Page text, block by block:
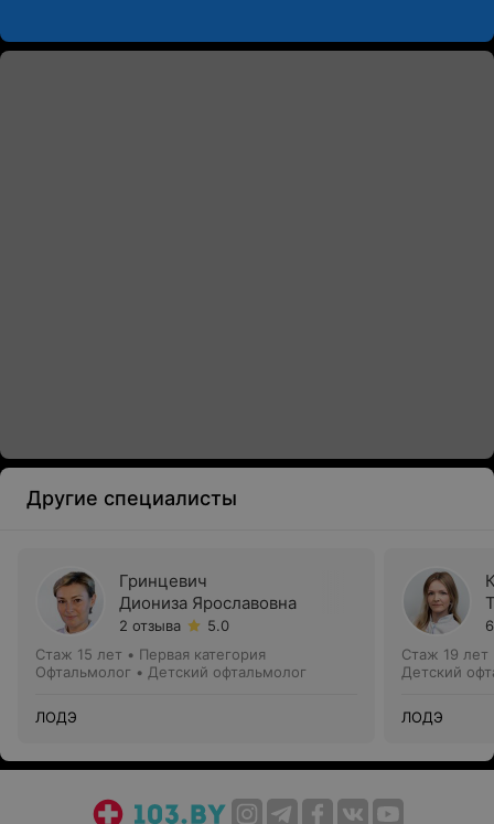
Другие специалисты
Гринцевич
Диониза Ярославовна
2 отзыва
5.0
Стаж 15 лет • Первая категория
Офтальмолог • Детский офтальмолог
ЛОДЭ
Стаж 19 лет
Детский
ЛОДЭ